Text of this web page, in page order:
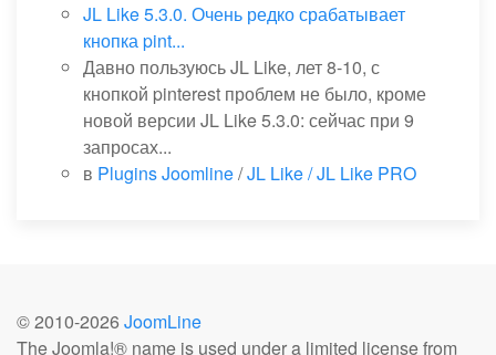
JL Like 5.3.0. Очень редко срабатывает
кнопка pint...
Давно пользуюсь JL Like, лет 8-10, с
кнопкой pinterest проблем не было, кроме
новой версии JL Like 5.3.0: сейчас при 9
запросах...
в Plugins Joomline/JL Like / JL Like PRO
© 2010-2026 JoomLine
The Joomla!® name is used under a limited license from